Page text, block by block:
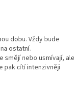
dobu. Vždy bude
ostatní.
smějí nebo usmívají, ale
pak cítí intenzivněji